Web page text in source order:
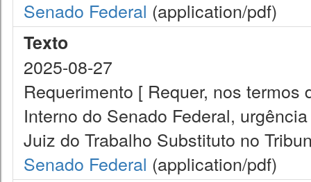
Senado Federal (application/pdf)
Texto
2025-08-27
Requerimento [ Requer, nos
Interno do Senado Federal,
Juiz do Trabalho Substituto no
Senado Federal (application/pdf)